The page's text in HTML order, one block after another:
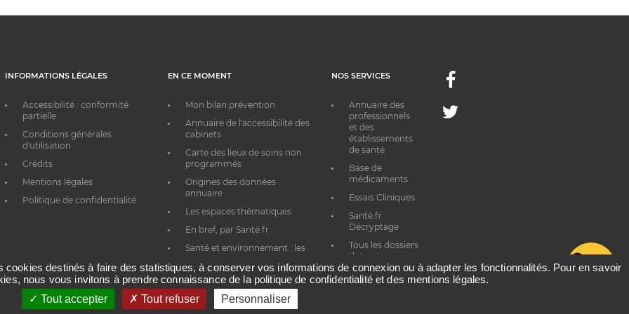
INFORMATIONS LÉGALES
Accessibilité : conformité
partielle
Conditions générales
d'utilisation
Crédits
Mentions légales
Politique de confidentialité
EN CE MOMENT
Mon bilan prévention
Annuaire de l'accessibilité des
cabinets
Carte des lieux de soins non
programmés
Origines des données
annuaire
Les espaces thématiques
En bref, par Santé.fr
Santé et environnement : les
NOS SERVICES
Annuaire des
professionnels
et des
établissements
de santé
Base de
médicaments
Essais Cliniques
Santé.fr
Décryptage
Tous les dossiers
thématiques
Facebook
Twitter
cookies destinés à faire des statistiques, à conserver vos informations de connexion ou à adapter les fonctionnalités. Pour en savoir
nous vous invitons à prendre connaissance de la politique de confidentialité et des mentions légales.
Tout accepter
Tout refuser Personnaliser